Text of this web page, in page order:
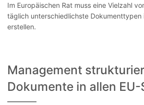
Im Europäischen Rat muss eine Vielzahl
täglich unterschiedlichste Dokumenttypen
erstellen.
Management
Dokumente in allen